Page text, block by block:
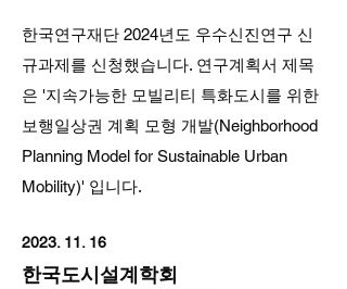
한국연구재단 2024년도 우수신진연구 신
규과제를 신청했습니다. 연구계획서 제목
은 '지속가능한 모빌리티 특화도시를 위한
보행일상권 계획 모형 개발(Neighborhood
Planning Model for Sustainable Urban
Mobility)' 입니다.
2023. 11. 16
한국도시설계학회